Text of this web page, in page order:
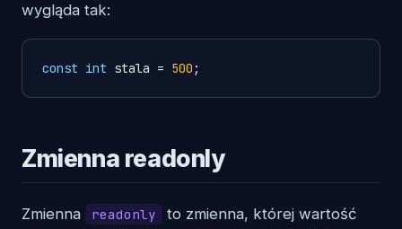
wygląda tak:
const int stala = 500
Zmienna readonly
Zmienna readonly
to zmienna, której wartość